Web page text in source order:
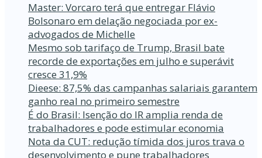
Master: Vorcaro terá que entregar Flávio
Bolsonaro em delação negociada por ex-
advogados de Michelle
Mesmo sob tarifaço de Trump, Brasil bate
recorde de exportações em julho e superávit
cresce 31,9%
Dieese: 87,5% das campanhas salariais garantem
ganho real no primeiro semestre
É do Brasil: Isenção do IR amplia renda de
trabalhadores e pode estimular economia
Nota da CUT: redução tímida dos juros trava o
desenvolvimento e pune trabalhadores